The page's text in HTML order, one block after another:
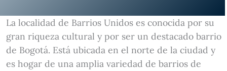
La localidad de Barrios Unidos es conocida por su
gran riqueza cultural y por ser un destacado barrio
de Bogotá. Está ubicada en el norte de la ciudad y
es hogar de una amplia variedad de barrios de